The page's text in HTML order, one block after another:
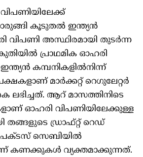
കൂടുതല്‍ ഇന്ത്യന്‍
വിപണി അസ്ഥിരമായി തുടര്‍ന്ന
പ്രാഥമിക ഓഹരി
കമ്പനികളില്‍നിന്ന്
മാര്‍ക്കറ്റ് റെഗുലേറ്റര്‍
ലഭിച്ചത്. ആറ് മാസത്തിനിടെ
ഓഹരി വിപണിയിലേക്കുള്ള
തങ്ങളുടെ ഡ്രാഫ്റ്റ് റെഡ്
സെബിയില്‍
കണക്കുകള്‍ വ്യക്തമാക്കുന്നത്.